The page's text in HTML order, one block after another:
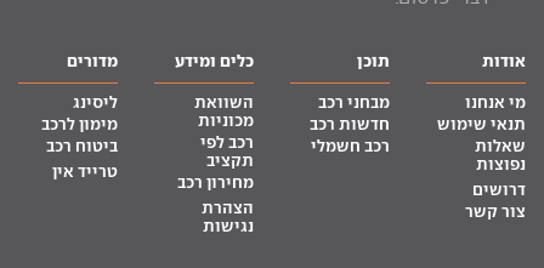
אודות
מי אנחנו
תנאי שימוש
שאלות
נפוצות
דרושים
צור קשר
תוכן
מבחני רכב
חדשות רכב
רכב חשמלי
כלים ומידע
השוואת
מכוניות
רכב לפי
תקציב
מחירון רכב
הצהרת
נגישות
מדורים
ליסינג
מימון לרכב
ביטוח רכב
טרייד אין